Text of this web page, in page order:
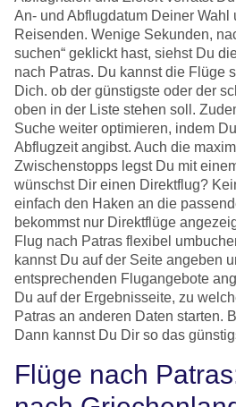
An- und Abflugdatum Deiner Wahl
Reisenden. Wenige Sekunden,
suchen“ geklickt hast, siehst Du
nach Patras. Du kannst die Flüge
Dich. ob der günstigste oder der
oben in der Liste stehen soll.
Suche weiter optimieren, indem
Abflugzeit angibst. Auch die
Zwischenstopps legst Du mit
wünschst Dir einen Direktflug?
einfach den Haken an die
bekommst nur Direktflüge
Flug nach Patras flexibel
kannst Du auf der Seite angeben
entsprechenden Flugangebote
Du auf der Ergebnisseite, zu
Patras an anderen Daten starten.
Dann kannst Du Dir so das
Flüge nach